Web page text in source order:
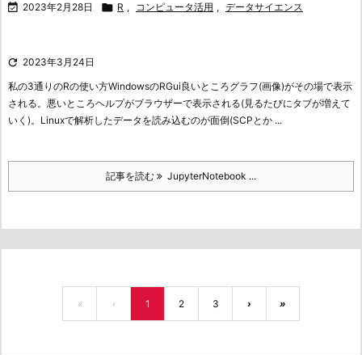
 2023年2月28日  R , コンピュータ活用 , データサイエンス
 2023年3月24日
私の3通りのRの使い方WindowsのRGui良いところグラフ(画像)がその場で表示
される。 悪いところヘルプがブラウザーで表示される(見るたびにタブが増えて
いく)。Linuxで解析したデータを読み込むのが面倒(SCPとか ...
記事を読む JupyterNotebook ...
« ‹ 1 2 3 › »